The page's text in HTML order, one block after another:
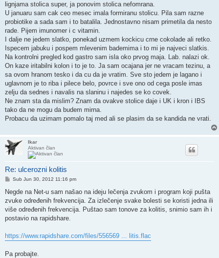
lignjama stolica super, ja ponovim stolica nefomrana.
U januaru sam cak ceo mesec imala formiranu stolicu. Pila sam razne
probiotike a sada sam i to batalila. Jednostavno nisam primetila da nesto
rade. Pijem imunomer i c vitamin.
I dalje ne jedem slatko, ponekad uzmem kockicu crne cokolade ali retko.
Ispecem jabuku i pospem mlevenim bademima i to mi je najveci slatkis.
Na kontrolni pregled kod gastro sam isla oko prvog maja. Lab. nalazi ok.
On kaze iritabilni kolon i to je to. Ja sam ocajana jer ne vracam tezinu, a
sa ovom hranom tesko i da cu da je vratim. Sve sto jedem je lagano i
uglavnom je to riba i pilece belo, povrce i sve ono od cega posle imas
zelju da sednes i navalis na slaninu i najedes se ko covek.
Ne znam sta da mislim? Znam da ovakve stolice daje i UK i kron i IBS
tako da ne mogu da budem mirna.
Probacu da uzimam pomalo taj med ali se plasim da se kandida ne vrati.
Ikar
Aktivan član
Re: ulcerozni kolitis
Post
Sub Jun 30, 2012 11:16 pm
Negde na Net-u sam našao na ideju lečenja zvukom i program koji pušta
zvuke određenih frekvencija. Za izlečenje svake bolesti se koristi jedna ili
više određenih frekvencija. Puštao sam tonove za kolitis, snimio sam ih i
postavio na rapidshare.
https://www.rapidshare.com/files/556569 ... litis.flac
Pa probajte.